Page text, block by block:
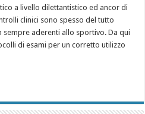
a livello dilettantistico ed ancor di
clinici sono spesso del tutto
sempre aderenti allo sportivo. Da qui
di esami per un corretto utilizzo